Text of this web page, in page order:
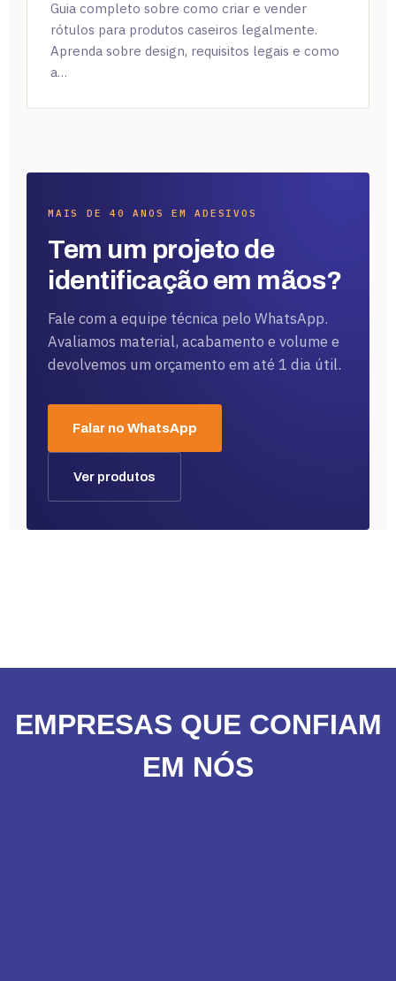
Guia completo sobre como criar e vender
rótulos para produtos caseiros legalmente.
Aprenda sobre design, requisitos legais e como
a…
MAIS DE 40 ANOS EM ADESIVOS
Tem um projeto de
identificação em mãos?
Fale com a equipe técnica pelo WhatsApp.
Avaliamos material, acabamento e volume e
devolvemos um orçamento em até 1 dia útil.
Falar no WhatsApp
Ver produtos
EMPRESAS QUE CONFIAM
EM NÓS